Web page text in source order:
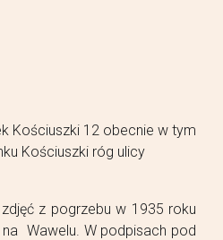
Kościuszki 12 obecnie w tym
Kościuszki róg ulicy
z pogrzebu w 1935 roku
na Wawelu. W podpisach pod